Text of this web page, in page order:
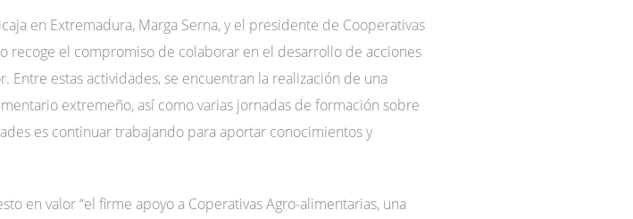
en Extremadura, Marga Serna, y el presidente de Cooperativas
recoge el compromiso de colaborar en el desarrollo de acciones
estas actividades, se encuentran la realización de una
extremeño, así como varias jornadas de formación sobre
es continuar trabajando para aportar conocimientos y
en valor “el firme apoyo a Coperativas Agro-alimentarias, una